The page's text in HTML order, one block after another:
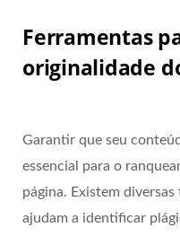
Ferramentas
originalidade
Garantir que seu
essencial para o
página. Existem
ajudam a identificar